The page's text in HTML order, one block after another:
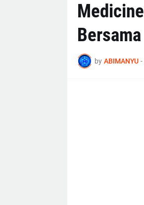
Bersama
by ABIMANYU -